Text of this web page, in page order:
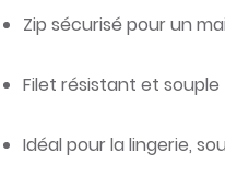
Zip sécurisé pour un
Filet résistant et souple
Idéal pour la lingerie,